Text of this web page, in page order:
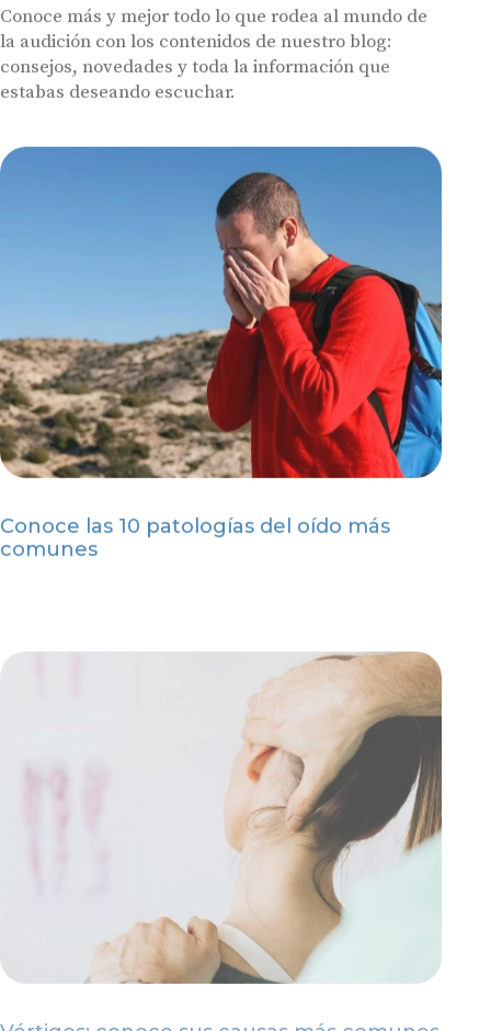
Conoce más y mejor todo lo que rodea al mundo de
la audición con los contenidos de nuestro blog:
consejos, novedades y toda la información que
estabas deseando escuchar.
Conoce las 10 patologías del oído más
comunes